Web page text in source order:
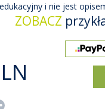
i nie jest
ZOBACZ